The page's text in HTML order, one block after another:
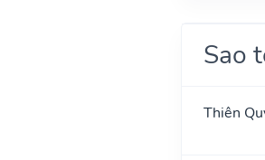
Sao
Thiên